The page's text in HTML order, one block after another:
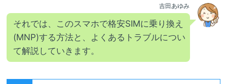
吉田あゆみ
それでは、このスマホで格安SIMに乗り換え
(MNP)する方法と、よくあるトラブルについ
て解説していきます。